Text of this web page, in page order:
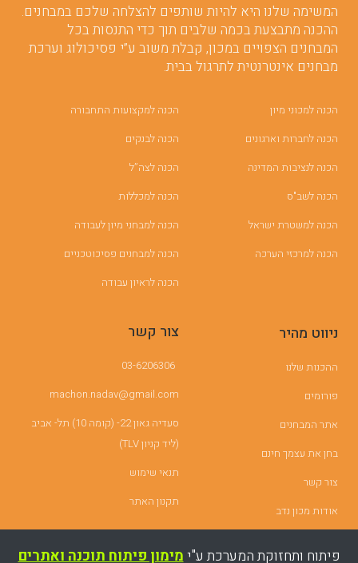
המשימה שלנו היא להיות שותפים להצלחה שלכם במבחנים.
ההכנה מתבצעת בכמה שלבים תוך כדי התנסות בכל
המבחנים הצפויים במכון, קבלת משוב ע”י פסיכולוג וערכת
מבחנים אינטרנטית לתרגול בבית.
הכנה למכוני מיון
הכנה לחברות וארגונים
הכנה לנציבות המדינה
הכנה לשב"ס
הכנה למשטרת ישראל
הכנה למרכזי הערכה
הכנה למקצועות התחבורה
הכנה לבנקים
הכנה לצה”ל
הכנה למכללות
הכנה למבחני מיון לעבודה
הכנה למבחנים פסיכוטכניים
הכנה לראיון עבודה
ניווט מהיר
ההכנות שלנו
פורומים
אתר המבחנים
בחן את עצמך חינם
צור קשר
אודות מכון נדב
צור קשר
03-6206306
machon.nadav@gmail.com
סעדיה גאון 22- (קומה 10) תל- אביב
(ליד קניון TLV)
תנאי שימוש
תקנון האתר
פיתוח ותחזוקת המערכת ע"ימימון פיתוח תוכנה ואתרים